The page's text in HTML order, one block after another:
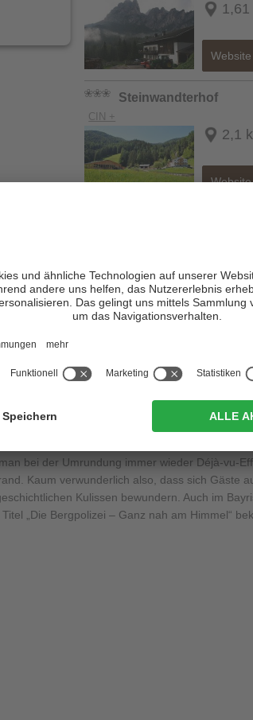
1,61
Website
Steinwandterhof
CIN +
2,1
Website
geschichtsträchtige Marienkapelle, wo
in Sarajewo betete und Anfang Mai
er hier in
Ganz nah am Himmel“
auch der See selbst. Viele Besucher und
Daniele Lotti) verbringen Ihre Ferien in den
wie im Film zu fühlen, denn kein geringerer als
in dieser Filmproduktion, bei der 5 Staffeln mit 72
bei der Umrundung immer wieder Déjà-vu-
Kaum verwunderlich also, dass sich Gäste
Kulissen bewundern. Auch im
„Die Bergpolizei – Ganz nah am Himmel“